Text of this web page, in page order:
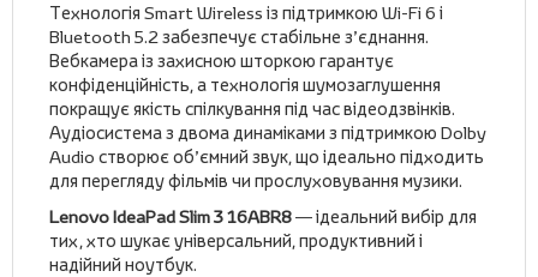
Технологія Smart Wireless із підтримкою Wi-Fi 6 і
Bluetooth 5.2 забезпечує стабільне з’єднання.
Вебкамера із захисною шторкою гарантує
конфіденційність, а технологія шумозаглушення
покращує якість спілкування під час відеодзвінків.
Аудіосистема з двома динаміками з підтримкою Dolby
Audio створює об’ємний звук, що ідеально підходить
для перегляду фільмів чи прослуховування музики.
Lenovo IdeaPad Slim 3 16ABR8— ідеальний вибір для
тих, хто шукає універсальний, продуктивний і
надійний ноутбук.